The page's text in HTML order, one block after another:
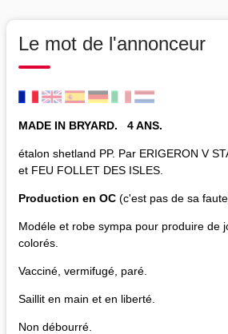
Le mot de l'annonceur
MADE IN BRYARD. 4 ANS.
étalon shetland PP. Par ERIGERON V
et FEU FOLLET DES ISLES.
Production en OC (c'est pas de sa
Modéle et robe sympa pour produire de
colorés.
Vacciné, vermifugé, paré.
Saillit en main et en liberté.
Non débourré.